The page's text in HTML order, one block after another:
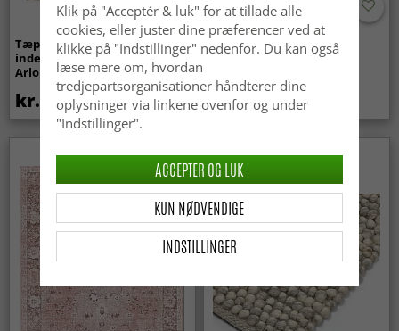
Tæpper til
indendørs/udendørs brug -
Arlo (beige)
kr.439
Bølget ryatæppe - Aranga
Super Soft Fur (beige)
kr.369
Nyhed
Klik på "Acceptér & luk" for at tillade alle
cookies, eller juster dine præferencer ved at
klikke på "Indstillinger" nedenfor. Du kan også
læse mere om, hvordan
tredjepartsorganisationer håndterer dine
oplysninger via linkene ovenfor og under
"Indstillinger".
INDSTILLINGER
KUN NØDVENDIGE
ACCEPTER OG LUK